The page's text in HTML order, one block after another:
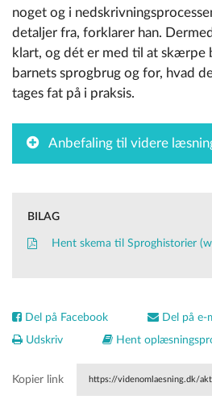
noget og i
detaljer fra, forklarer han.
klart, og dét er med til at skærpe
barnets sprogbrug og for, hvad
tages fat på i praksis.
Anbefaling til videre
BILAG
Hent skema til Sproghistorier
Del på Facebook
Del på e-
Udskriv
Hent
Kopier link https://videnomlaesning.dk/